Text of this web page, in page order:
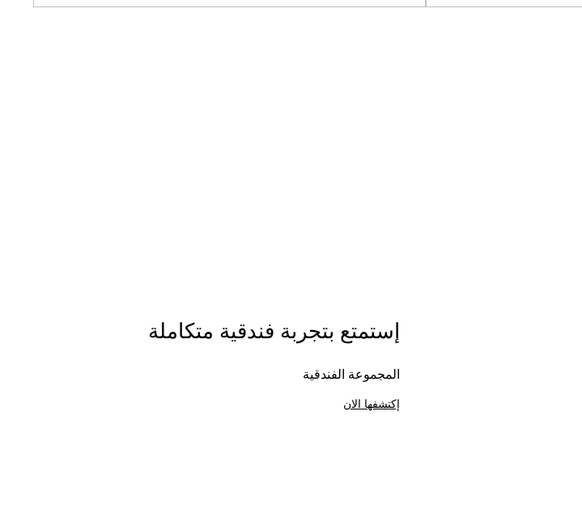
إستمتع بتجربة فندقية متكاملة
المجموعة الفندقية
إكتشفها الان